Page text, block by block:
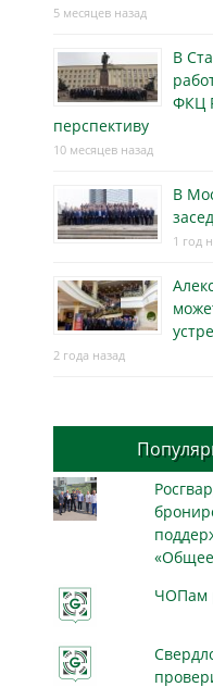
5 месяцев назад
В
ФКЦ
перспективу
10 месяцев назад
В
1 год
2 года назад
ЧОПам